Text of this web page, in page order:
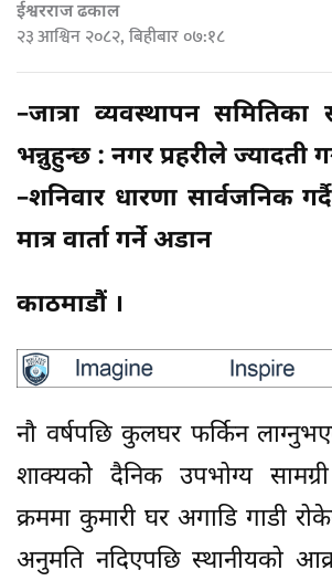
ईश्वरराज ढकाल
२३ आश्विन २०८२, बिहीबार ०७:१८
–जात्रा व्यवस्थापन
भन्नुहुन्छ : नगर प्रहरीले ज्यादती
–शनिवार धारणा सार्वजनिक
मात्र वार्ता गर्ने अडान
काठमाडौैं ।
नौ वर्षपछि कुलघर फर्किन
शाक्यकोे दैनिक उपभोग्य
क्रममा कुमारी घर अगाडि गाडी
अनुमति नदिएपछि स्थानीयको